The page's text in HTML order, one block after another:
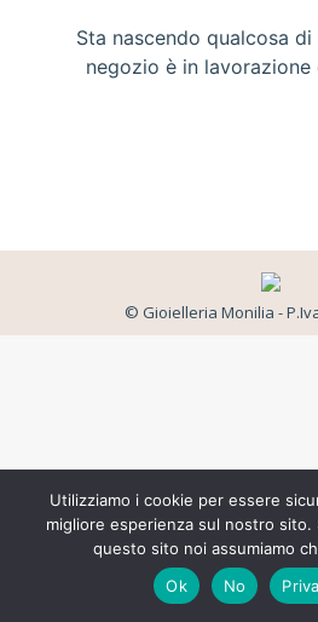
Sta nascendo qualcosa
negozio è in lavorazione
© Gioielleria Monilia -
Utilizziamo i cookie per essere
migliore esperienza sul nostro sito.
questo sito noi assumiamo
Ok
No